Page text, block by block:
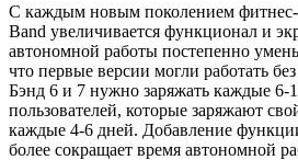
С каждым новым поколением фитнес-
Band увеличивается функционал и
автономной работы постепенно
что первые версии могли работать
Бэнд 6 и 7 нужно заряжать каждые 6-
пользователей, которые заряжают
каждые 4-6 дней. Добавление
более сокращает время автономной